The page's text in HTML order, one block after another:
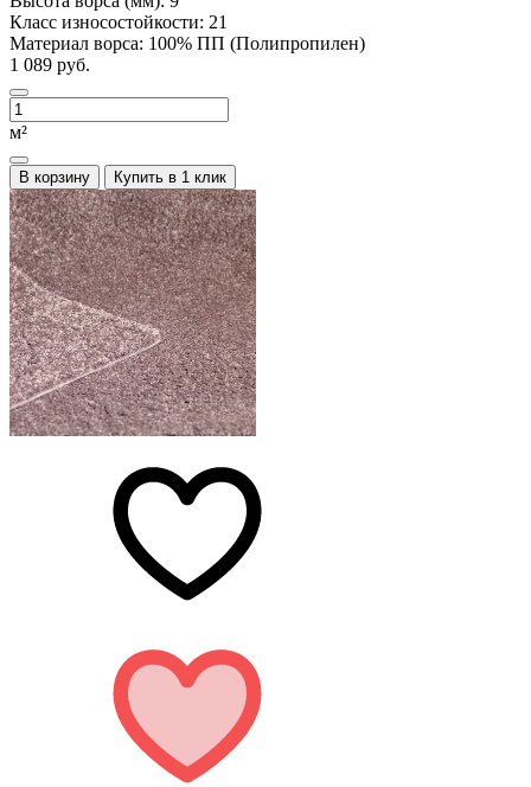
Класс износостойкости: 21
Материал ворса: 100% ПП (Полипропилен)
1 089 руб.
м²
В корзину Купить в 1 клик